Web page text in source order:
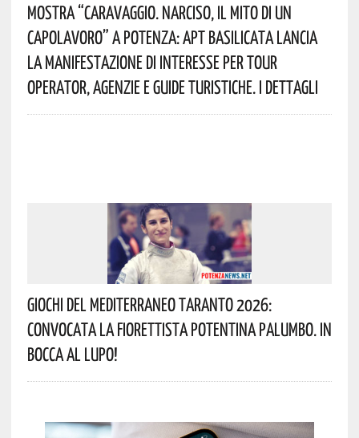
Mostra “Caravaggio. Narciso, Il Mito Di Un
Capolavoro” A Potenza: APT Basilicata Lancia
La Manifestazione Di Interesse Per Tour
Operator, Agenzie E Guide Turistiche. I Dettagli
Giochi Del Mediterraneo Taranto 2026:
Convocata La Fiorettista Potentina Palumbo. In
Bocca Al Lupo!